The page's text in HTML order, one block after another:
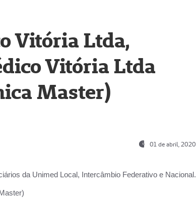
Vitória Ltda,
Vitória Ltda
Master)
01 de abril, 2020
da Unimed Local, Intercâmbio Federativo e Nacional.